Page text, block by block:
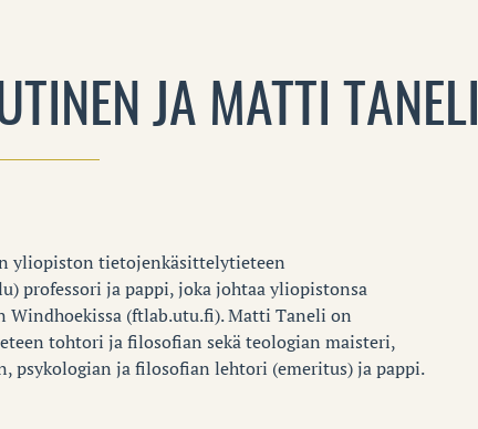
JA MATTI TANELI
yliopiston tietojenkäsittelytieteen
professori ja pappi, joka johtaa yliopistonsa
Windhoekissa (ftlab.utu.fi). Matti Taneli on
tohtori ja filosofian sekä teologian maisteri,
psykologian ja filosofian lehtori (emeritus) ja pappi.